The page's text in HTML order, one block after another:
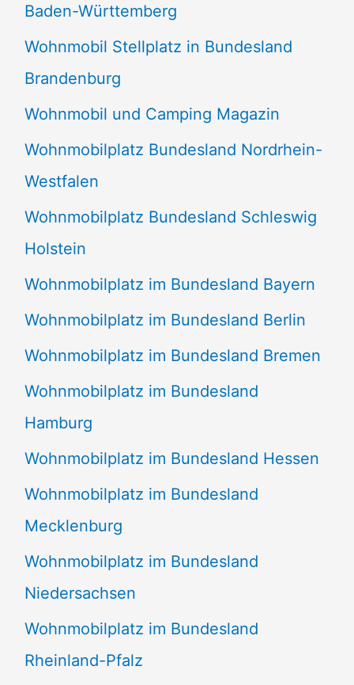
Baden-Württemberg
Wohnmobil Stellplatz in Bundesland
Brandenburg
Wohnmobil und Camping Magazin
Wohnmobilplatz Bundesland Nordrhein-
Westfalen
Wohnmobilplatz Bundesland Schleswig
Holstein
Wohnmobilplatz im Bundesland Bayern
Wohnmobilplatz im Bundesland Berlin
Wohnmobilplatz im Bundesland Bremen
Wohnmobilplatz im Bundesland
Hamburg
Wohnmobilplatz im Bundesland Hessen
Wohnmobilplatz im Bundesland
Mecklenburg
Wohnmobilplatz im Bundesland
Niedersachsen
Wohnmobilplatz im Bundesland
Rheinland-Pfalz